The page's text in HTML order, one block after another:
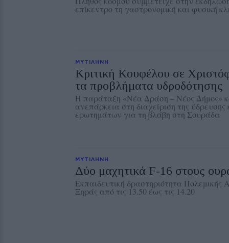
επίκεντρο τη γαστρονομική και φυσική
ΜΥΤΙΛΗΝΗ
Κριτική Κουφέλου σε
τα προβλήματα υδροδότησης
Η παράταξη «Νέα Δράση – Νέος Δήμος»
ανεπάρκεια στη διαχείριση της ύδρευσης
ερωτημάτων για τη βλάβη στη Σουράδα
ΜΥΤΙΛΗΝΗ
Δύο μαχητικά F‑16 στους
Εκπαιδευτική δραστηριότητα Πολεμικής
Ξηράς από τις 13.50 έως τις 14.20